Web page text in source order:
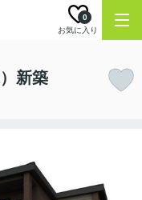
お気に入り
0
新築